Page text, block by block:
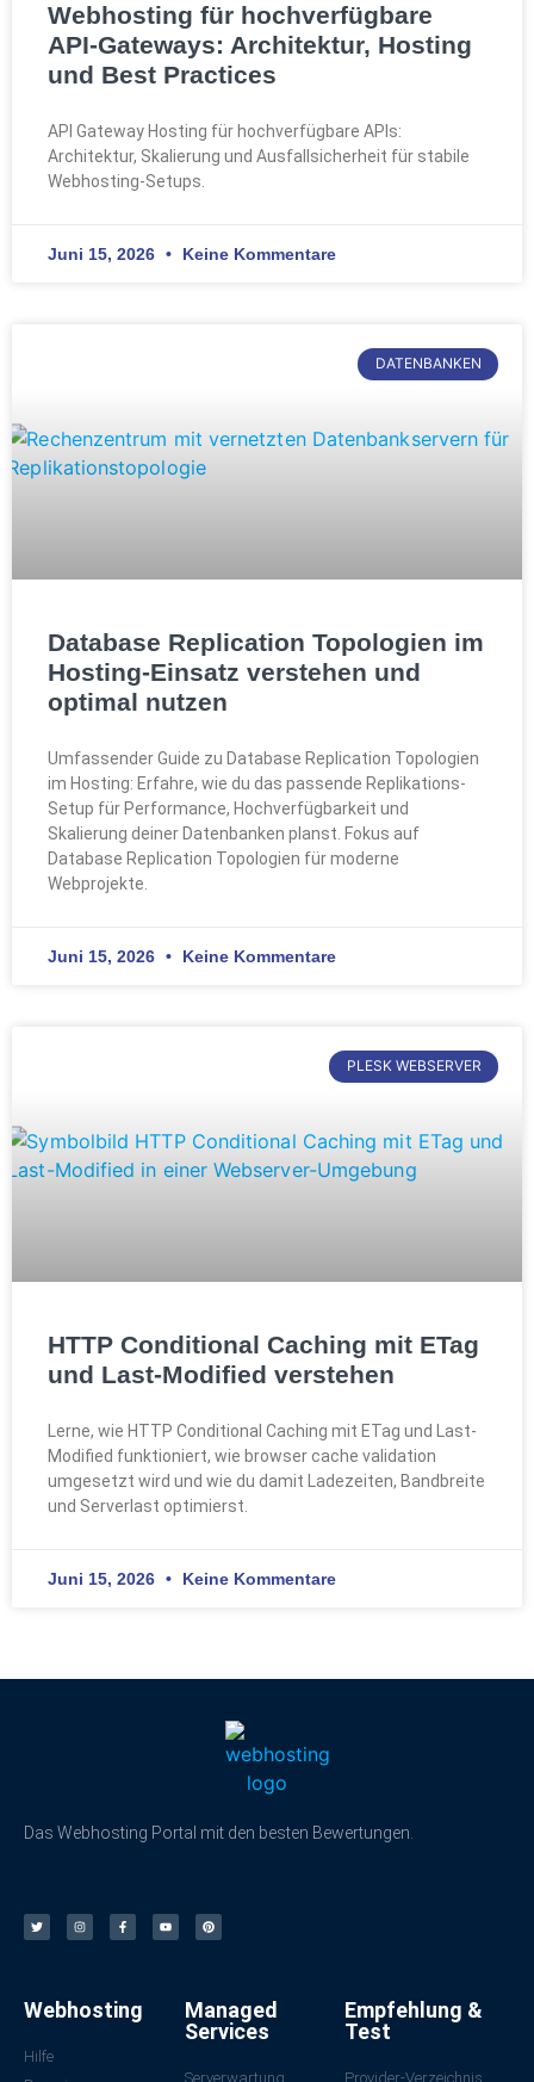
Webhosting für hochverfügbare
API-Gateways: Architektur, Hosting
und Best Practices
API Gateway Hosting für hochverfügbare APIs:
Architektur, Skalierung und Ausfallsicherheit für stabile
Webhosting-Setups.
Juni 15, 2026 Keine Kommentare
DATENBANKEN
Database Replication Topologien im
Hosting-Einsatz verstehen und
optimal nutzen
Umfassender Guide zu Database Replication Topologien
im Hosting: Erfahre, wie du das passende Replikations-
Setup für Performance, Hochverfügbarkeit und
Skalierung deiner Datenbanken planst. Fokus auf
Database Replication Topologien für moderne
Webprojekte.
Juni 15, 2026 Keine Kommentare
PLESK WEBSERVER
HTTP Conditional Caching mit ETag
und Last-Modified verstehen
Lerne, wie HTTP Conditional Caching mit ETag und Last-
Modified funktioniert, wie browser cache validation
umgesetzt wird und wie du damit Ladezeiten, Bandbreite
und Serverlast optimierst.
Juni 15, 2026 Keine Kommentare
Das Webhosting Portal mit den besten Bewertungen.
Webhosting
Hilfe
Managed
Services
Serverwartung
Empfehlung &
Test
Provider-Verzeichnis